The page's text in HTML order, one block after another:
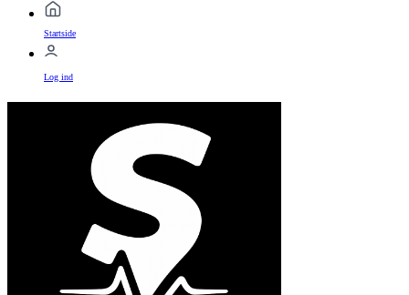
Startside
Log ind